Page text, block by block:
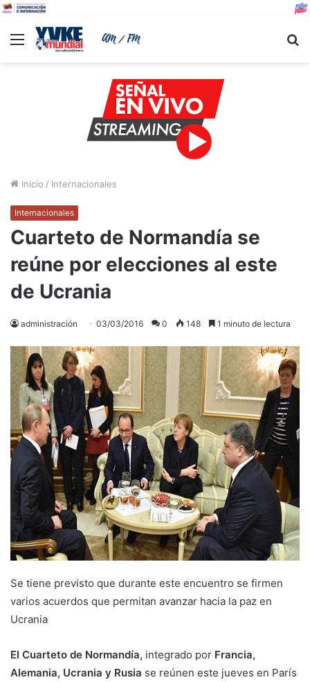
Menu
Inicio / Internacionales
Internacionales
Cuarteto de Normandía se
reúne por elecciones al este
de Ucrania
administración 03/03/2016 0 148 1 minuto de lectura
Se tiene previsto que durante este encuentro se firmen
varios acuerdos que permitan avanzar hacia la paz en
Ucrania
El Cuarteto de Normandía, integrado por Francia,
Alemania, Ucrania y Rusia se reúnen este jueves en París